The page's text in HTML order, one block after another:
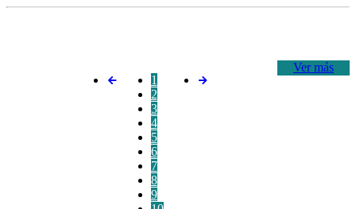
Ver más
1
2
3
4
5
6
7
8
9